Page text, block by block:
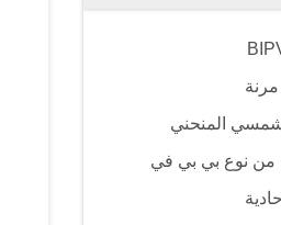
مرنة
المنحني
من نوع بي بي في